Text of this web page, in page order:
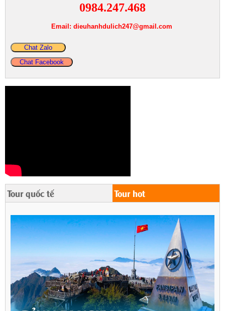
0984.247.468
Email: dieuhanhdulich247@gmail.com
Chat Zalo
Chat Facebook
Tour quốc tế Tour hot